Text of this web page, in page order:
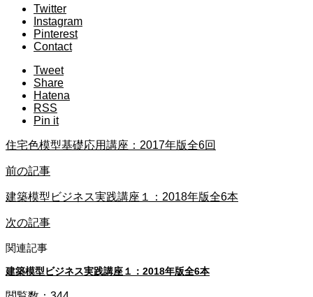
Twitter
Instagram
Pinterest
Contact
Tweet
Share
Hatena
RSS
Pin it
住宅色模型基礎応用講座：2017年版全6回
前の記事
建築模型ビジネス実践講座１：2018年版全6本
次の記事
関連記事
建築模型ビジネス実践講座１：2018年版全6本